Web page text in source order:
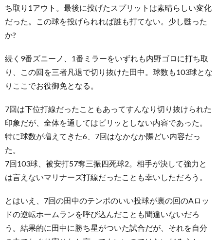
ち取り1アウト。最後に投げたスプリットは素晴らしい変化
だった。この球を投げられれば誰も打てない。少し甦った
か?
続く9番ズニーノ、1番ミラーをいずれも内野ゴロに打ち取
り、この回を三者凡退で切り抜けた田中。球数も103球とな
りここでお役御免となる。
7回は下位打線だったこともあってすんなり切り抜けられた
印象だが、全体を通してはピリッとしない内容であった。
特に球数が増えてきた6、7回はなかなか際どい内容だっ
た。
7回103球、被安打57奪三振四死球2。相手が決して強力と
は言えないマリナーズ打線だったことも幸いしただろう。
とはいえ、7回の田中のテンポのいい投球が裏の回のAロッ
ドの逆転ホームランを呼び込んだことも間違いないだろ
う。結果的に田中に勝ち星がついた試合だが、それを自分